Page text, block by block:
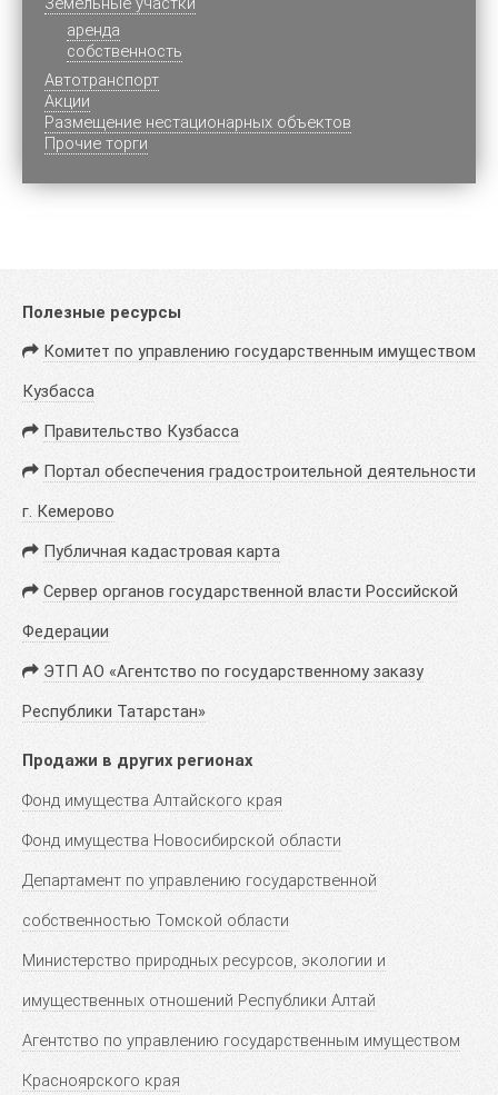
аренда
собственность
Автотранспорт
Акции
Размещение нестационарных объектов
Прочие торги
Полезные ресурсы
Комитет по управлению государственным имуществом
Кузбасса
Правительство Кузбасса
Портал обеспечения градостроительной деятельности
г. Кемерово
Публичная кадастровая карта
Сервер органов государственной власти Российской
Федерации
ЭТП АО «Агентство по государственному заказу
Республики Татарстан»
Продажи в других регионах
Фонд имущества Алтайского края
Фонд имущества Новосибирской области
Департамент по управлению государственной
собственностью Томской области
Министерство природных ресурсов, экологии и
имущественных отношений Республики Алтай
Агентство по управлению государственным имуществом
Красноярского края